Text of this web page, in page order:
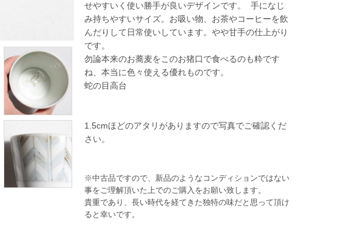
せやすいく使い勝手が良いデザインです。 手になじ
み持ちやすいサイズ。お吸い物、お茶やコーヒーを飲
んだりして日常使いしています。やや甘手の仕上がり
です。
勿論本来のお蕎麦をこのお猪口で食べるのも粋です
ね、本当に色々使える優れものです。
蛇の目高台
1.5cmほどのアタリがありますので写真でご確認くだ
さい。
※中古品ですので、新品のようなコンディションではない
事をご理解頂いた上でのご購入をお願い致します。
貴重であり、長い時代を経てきた独特の味だと思って頂け
ると幸いです。